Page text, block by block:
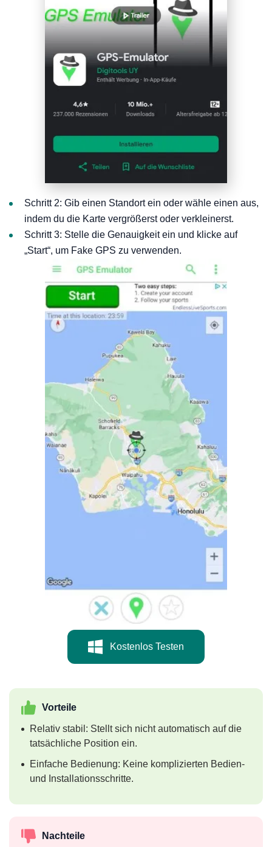
Schritt 2: Gib einen Standort ein oder wähle einen aus,
indem du die Karte vergrößerst oder verkleinerst.
Schritt 3: Stelle die Genauigkeit ein und klicke auf
„Start“, um Fake GPS zu verwenden.
Kostenlos Testen
Vorteile
Relativ stabil: Stellt sich nicht automatisch auf die
tatsächliche Position ein.
Einfache Bedienung: Keine komplizierten Bedien-
und Installationsschritte.
Nachteile